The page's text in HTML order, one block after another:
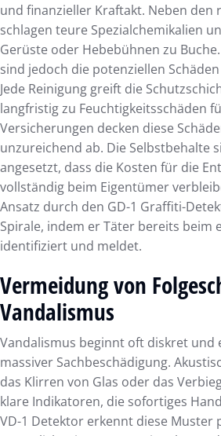
und finanzieller Kraftakt. Neben den
schlagen teure Spezialchemikalien
Gerüste oder Hebebühnen zu
sind jedoch die potenziellen
Jede Reinigung greift die
langfristig zu Feuchtigkeitsschäden
Versicherungen decken diese
unzureichend ab. Die Selbstbehalte
angesetzt, dass die Kosten für die
vollständig beim Eigentümer
Ansatz durch den GD-1 Graffiti-
Spirale, indem er Täter bereits beim
identifiziert und meldet.
Vermeidung von
Vandalismus
Vandalismus beginnt oft diskret und
massiver Sachbeschädigung.
das Klirren von Glas oder das
klare Indikatoren, die sofortiges
VD-1 Detektor erkennt diese Muster